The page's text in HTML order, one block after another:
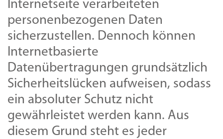
Internetseite verarbeiteten
personenbezogenen Daten
sicherzustellen. Dennoch können
Internetbasierte
Datenübertragungen grundsätzlich
Sicherheitslücken aufweisen, sodass
ein absoluter Schutz nicht
gewährleistet werden kann. Aus
diesem Grund steht es jeder